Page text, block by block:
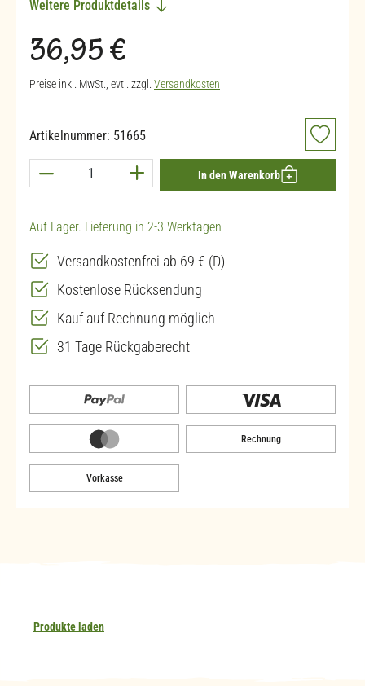
Weitere Produktdetails
Regulärer Preis:
36,95 €
Preise inkl. MwSt., evtl. zzgl. Versandkosten
Artikelnummer: 51665
Produkt Anzahl: Gib den gewünschten Wert
In den Warenkorb
Auf Lager. Lieferung in 2-3 Werktagen
Versandkostenfrei ab 69 € (D)
Kostenlose Rücksendung
Kauf auf Rechnung möglich
31 Tage Rückgaberecht
Rechnung
Vorkasse
Produkte laden